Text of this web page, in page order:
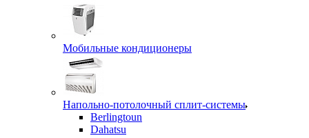
Мобильные кондиционеры
Напольно-потолочный сплит-системы
Berlingtoun
Dahatsu